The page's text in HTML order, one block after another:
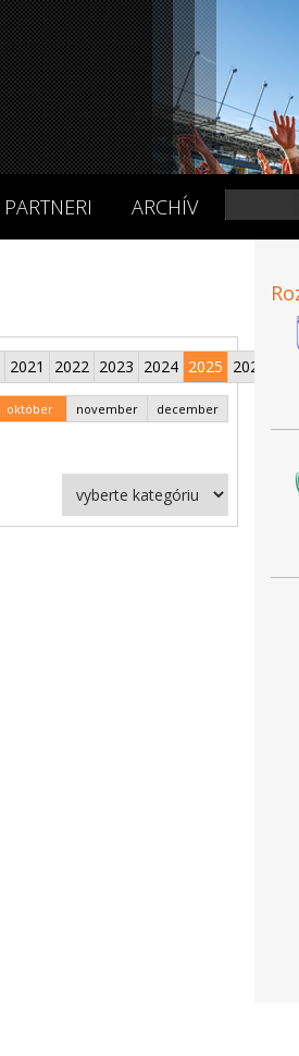
PARTNERI ARCHÍV
2021 2022 2023 2024 2025 2026
október november december